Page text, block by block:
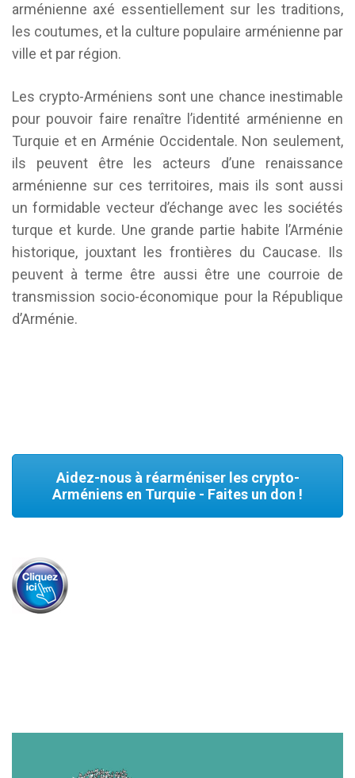
arménienne axé essentiellement sur les traditions,
les coutumes, et la culture populaire arménienne par
ville et par région.
Les crypto-Arméniens sont une chance inestimable
pour pouvoir faire renaître l’identité arménienne en
Turquie et en Arménie Occidentale. Non seulement,
ils peuvent être les acteurs d’une renaissance
arménienne sur ces territoires, mais ils sont aussi
un formidable vecteur d’échange avec les sociétés
turque et kurde. Une grande partie habite l’Arménie
historique, jouxtant les frontières du Caucase. Ils
peuvent à terme être aussi être une courroie de
transmission socio-économique pour la République
d’Arménie.
Aidez-nous à réarméniser les crypto-
Arméniens en Turquie - Faites un don !